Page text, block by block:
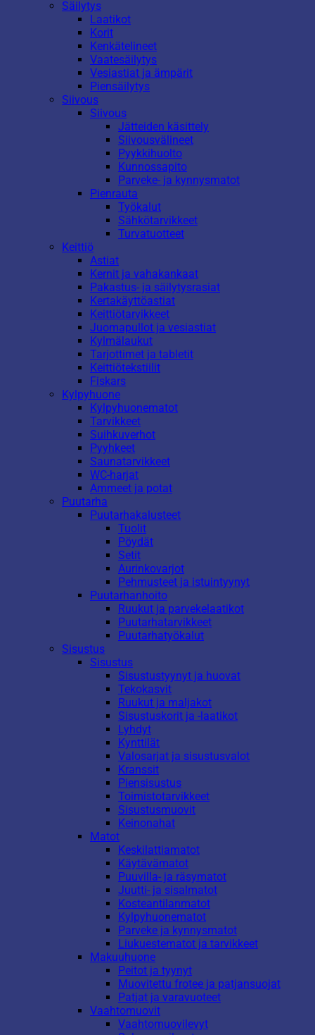
Säilytys
Laatikot
Korit
Kenkätelineet
Vaatesäilytys
Vesiastiat ja ämpärit
Piensäilytys
Siivous
Siivous
Jätteiden käsittely
Siivousvälineet
Pyykkihuolto
Kunnossapito
Parveke- ja kynnysmatot
Pienrauta
Työkalut
Sähkötarvikkeet
Turvatuotteet
Keittiö
Astiat
Kernit ja vahakankaat
Pakastus- ja säilytysrasiat
Kertakäyttöastiat
Keittiötarvikkeet
Juomapullot ja vesiastiat
Kylmälaukut
Tarjottimet ja tabletit
Keittiötekstiilit
Fiskars
Kylpyhuone
Kylpyhuonematot
Tarvikkeet
Suihkuverhot
Pyyhkeet
Saunatarvikkeet
WC-harjat
Ammeet ja potat
Puutarha
Puutarhakalusteet
Tuolit
Pöydät
Setit
Aurinkovarjot
Pehmusteet ja istuintyynyt
Puutarhanhoito
Ruukut ja parvekelaatikot
Puutarhatarvikkeet
Puutarhatyökalut
Sisustus
Sisustus
Sisustustyynyt ja huovat
Tekokasvit
Ruukut ja maljakot
Sisustuskorit ja -laatikot
Lyhdyt
Kynttilät
Valosarjat ja sisustusvalot
Kranssit
Piensisustus
Toimistotarvikkeet
Sisustusmuovit
Keinonahat
Matot
Keskilattiamatot
Käytävämatot
Puuvilla- ja räsymatot
Juutti- ja sisalmatot
Kosteantilanmatot
Kylpyhuonematot
Parveke ja kynnysmatot
Liukuestematot ja tarvikkeet
Makuuhuone
Peitot ja tyynyt
Muovitettu frotee ja patjansuojat
Patjat ja varavuoteet
Vaahtomuovit
Vaahtomuovilevyt